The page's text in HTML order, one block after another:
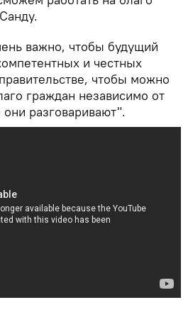
важно, чтобы будущий
и честных
чтобы можно
граждан независимо от
разговаривают".